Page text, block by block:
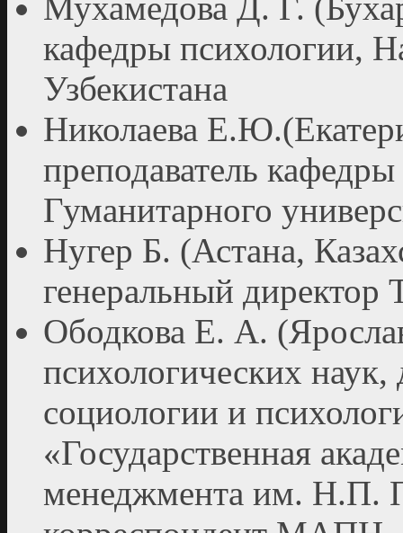
кафедры психологии,
Узбекистана
Николаева
преподаватель
Гуманитарного
Нугер Б. (Астана,
генеральный
Ободкова Е. А.
психологических
социологии и
«Государственная
менеджмента им. Н.П.